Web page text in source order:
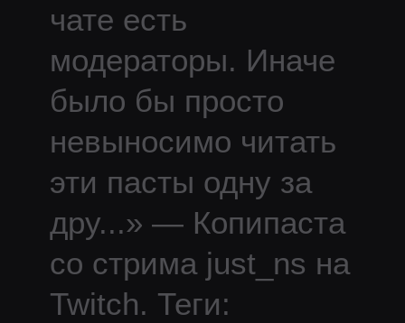
чате есть
модераторы. Иначе
было бы просто
невыносимо читать
эти пасты одну за
дру...» — Копипаста
со стрима just_ns на
Twitch. Теги: